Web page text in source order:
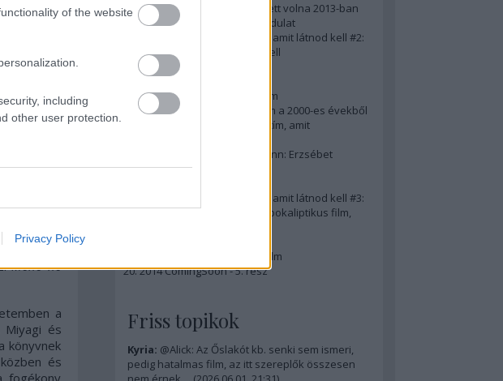
of the website
including
other user protection.
Privacy Policy
ahogy
az arra
A tájak és
és a
mesés
pár oldal
és a
átadni a
macska
már
Mono no
a
Miyagi és
könyvnek
és
fogékony
15(+1) film, amit látnod kellett volna 2013-ban
A 15 legnagyobb filmes fordulat
50 posztapokaliptikus film, amit látnod kell #2:
10 zombifilm, amit látnod kell
A 10 legjobb gengszterfilm
A 10 legjobb Brad Pitt-film
A 10 legjobb Mel Gibson-film
Az igazi 10 legjobb akciófilm a 2000-es évekből
10 iszonyatos magyar filmcím, amit
Könyvkritika: Brigitte Hamann: Erzsébet
királyné (2019)
50 posztapokaliptikus film, amit látnod kell #3:
10 (nem is annyira) posztapokaliptikus film,
A 10 legjobb Matt Damon-film
2014 ComingSoon - 5. rész
Friss topikok
Kyria: @Alick: Az Őslakót kb. senki sem ismeri,
pedig hatalmas film, az itt szereplők összesen